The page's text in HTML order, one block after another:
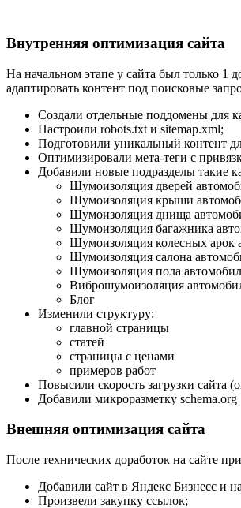
Внутренняя оптимизация сайта
На начальном этапе у сайта был только 1
адаптировать контент под поисковые
Создали отдельные поддомены для
Настроили robots.txt и sitemap.xml;
Подготовили уникальный контент
Оптимизировали мета-теги с
Добавили новые подразделы такие
Шумоизоляция дверей
Шумоизоляция крыши
Шумоизоляция днища
Шумоизоляция багажника
Шумоизоляция колесных арок
Шумоизоляция салона
Шумоизоляция пола
Виброшумоизоляция
Блог
Изменили структуру:
главной страницы
статей
страницы с ценами
примеров работ
Повысили скорость загрузки сайта
Добавили микроразметку schema.org
Внешняя оптимизация сайта
После технических доработок на сайте
Добавили сайт в Яндекс Бизнесс и
Произвели закупку ссылок;